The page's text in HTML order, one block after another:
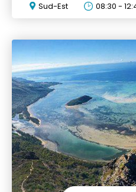
Sud-Est 08:30 -